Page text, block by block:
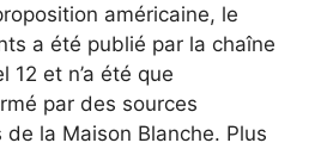
américaine, le
a été publié par la chaîne
12 et n’a été que
par des sources
la Maison Blanche. Plus